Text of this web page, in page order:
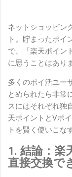
ネットショッピン
ト。貯まったポイ
で、「楽天ポイン
に思うことはあり
多くのポイ活ユー
とめられたら非常
スにはそれぞれ独
天ポイントとVポ
トを賢く使いこな
1. 結論：楽
直接交換で